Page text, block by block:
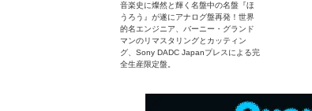
音楽史に燦然と輝く名盤中の名盤『ほ
うろう』が遂にアナログ盤再発！世界
的名エンジニア、バーニー・グランド
マンのリマスタリングとカッティン
グ、Sony DADC Japanプレスによる完
全生産限定盤。